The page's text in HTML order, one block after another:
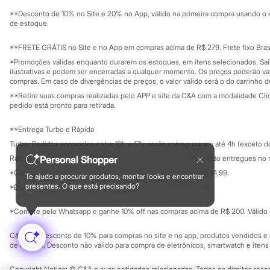
Minecraft
Naruto
Sonic
Stitch
Beleza
Kits
Perfumes árabes
Novidades
Cabelos
Escovas e Pentes
Finalizadores
Tratamento
Cuidados com o corpo
Hidratante
Protetor solar
Tratamento
Cuidados com o rosto
Esfoliante
Hidratante
Protetor solar
Personal Shopper
Te ajudo a procurar produtos, montar looks e encontrar
presentes. O que está precisando?
Mapa do site
Investidores
Privacidade
Configuração de cookies
Minha privacidade
Governança
Educação
Formas de pagamento
**Desconto de 10% no Site e 20% no App, válido na primeira compra usando
de estoque.
**FRETE GRÁTIS no Site e no App em compras acima de R$ 279. Frete fixo
*Promoções válidas enquanto durarem os estoques, em itens selecionados.
ilustrativas e podem ser encerradas a qualquer momento. Os preços poderão
compras. Em caso de divergências de preços, o valor válido será o do carrinho
**Retire suas compras realizadas pelo APP e site da C&A com a modalidade
pedido está pronto para retirada.
**Entrega Turbo e Rápida
Turbo: Pedidos aprovados entre 10h e 17h, serão entregues em até 4h (exceto
Rápida: Pedidos com os pagamentos aprovados até as 10h, serão entregues
*O valor do frete para o turbo é R$ 24,99 e para a rápida é R$ 14,99.
*Essa condição ainda não estará disponível em todas as lojas.
*Compre pelo Whatsapp e ganhe 10% off nas compras acima de R$ 200.
C&A Pay: desconto de 10% para compras no site e no app, produtos vendidos
de R$ 400. Desconto não válido para compra de eletrônicos, smartwatch e